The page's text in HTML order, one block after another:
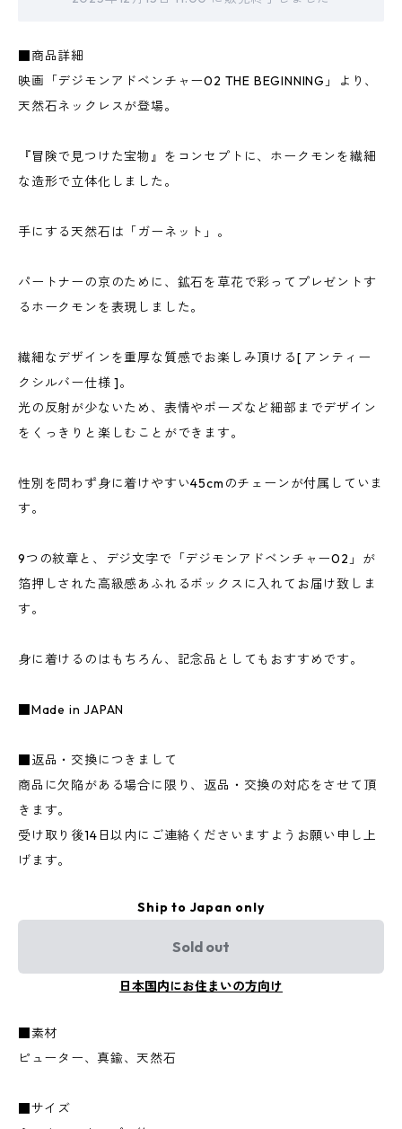
■商品詳細
映画「デジモンアドベンチャー02 THE BEGINNING」より、
天然石ネックレスが登場。
『冒険で見つけた宝物』をコンセプトに、ホークモンを繊細
な造形で立体化しました。
手にする天然石は「ガーネット」。
パートナーの京のために、鉱石を草花で彩ってプレゼントす
るホークモンを表現しました。
繊細なデザインを重厚な質感でお楽しみ頂ける[ アンティー
クシルバー仕様 ]。
光の反射が少ないため、表情やポーズなど細部までデザイン
をくっきりと楽しむことができます。
性別を問わず身に着けやすい45cmのチェーンが付属していま
す。
9つの紋章と、デジ文字で「デジモンアドベンチャー02」が
箔押しされた高級感あふれるボックスに入れてお届け致しま
す。
身に着けるのはもちろん、記念品としてもおすすめです。
■Made in JAPAN
■返品・交換につきまして
商品に欠陥がある場合に限り、返品・交換の対応をさせて頂
きます。
受け取り後14日以内にご連絡くださいますようお願い申し上
げます。
Ship to Japan only
Sold out
日本国内にお住まいの方向け
■素材
ピューター、真鍮、天然石
■サイズ